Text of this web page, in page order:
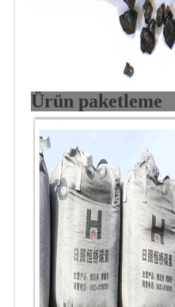
Ürün paketleme